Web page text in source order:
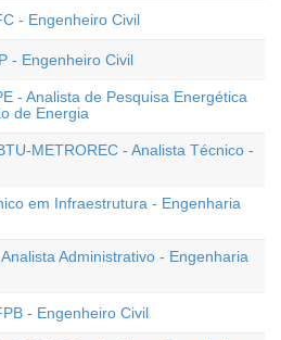
- Engenheiro Civil
- Engenheiro Civil
- Analista de Pesquisa Energética
de Energia
METROREC - Analista Técnico -
em Infraestrutura - Engenharia
Administrativo - Engenharia
- Engenheiro Civil